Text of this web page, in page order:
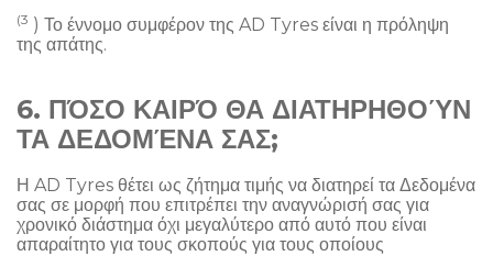
(3 ) Το έννομο συμφέρον της AD Tyres είναι η πρόληψη
της απάτης.
6. ΠΌΣΟ ΚΑΙΡΌ ΘΑ ΔΙΑΤΗΡΗΘΟΎΝ
ΤΑ ΔΕΔΟΜΈΝΑ ΣΑΣ;
Η AD Tyres θέτει ως ζήτημα τιμής να διατηρεί τα Δεδομένα
σας σε μορφή που επιτρέπει την αναγνώρισή σας για
χρονικό διάστημα όχι μεγαλύτερο από αυτό που είναι
απαραίτητο για τους σκοπούς για τους οποίους